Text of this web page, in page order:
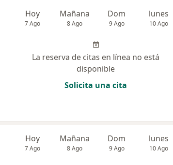
Hoy
7 Ago
Mañana
8 Ago
Dom
9 Ago
lunes
10 Ago
La reserva de citas en línea no está
disponible
Solicita una cita
Hoy
7 Ago
Mañana
8 Ago
Dom
9 Ago
lunes
10 Ago